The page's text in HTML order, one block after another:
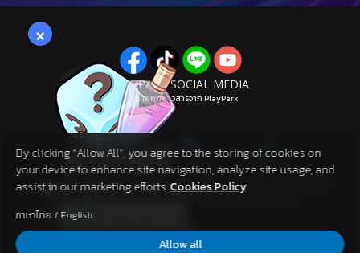
PLAYPARK SOCIAL MEDIA
ไม่พลาดทุกข่าวสารจาก PlayPark
Copyright 2024 Sanyi Network Technology Group Co.,Ltd. All Rights
By clicking “Allow All”, you agree to the storing of cookies on
your device to enhance site navigation, analyze site usage, and
assist in our marketing efforts.Cookies Policy
ภาษาไทย / English
Allow all
×